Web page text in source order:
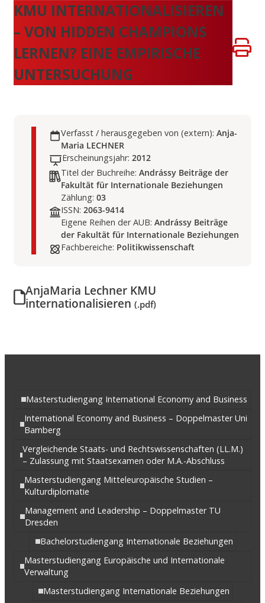
KMU INTERNATIONALISIEREN
– VON HIDDEN CHAMPIONS
LERNEN? EINE EMPIRISCHE
UNTERSUCHUNG
Verfasst / herausgegeben von (extern): Anja-
Maria LECHNER
Erscheinungsjahr: 2012
Titel der Buchreihe: Andrássy Beiträge der
Fakultät für Internationale Beziehungen
Zählung: 03
ISSN: 2063-9414
Eigene Reihen der AUB: Andrássy Beiträge
der Fakultät für Internationale Beziehungen
Fachbereiche: Politikwissenschaft
AnjaMaria Lechner KMU
internationalisieren (.pdf)
Masterstudiengang International Economy and Business
International Economy and Business – Doppelmaster Uni
Bamberg
Vergleichende Staats- und Rechtswissenschaften (LL.M.)
– Zulassung mit Staatsexamen oder M.A.-Abschluss
Masterstudiengang Mitteleuropäische Studien –
Kulturdiplomatie
Management and Leadership – Doppelmaster TU
Dresden
Bachelorstudiengang Internationale Beziehungen
Masterstudiengang Europäische und Internationale
Verwaltung
Masterstudiengang Internationale Beziehungen